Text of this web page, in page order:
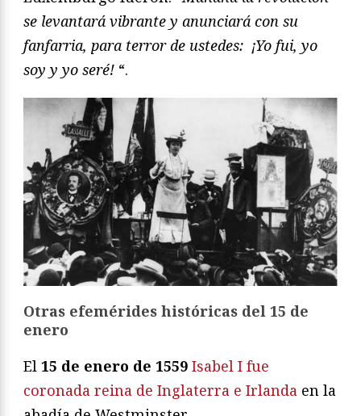
se levantará vibrante y anunciará con su
fanfarria, para terror de ustedes: ¡Yo fui, yo
soy y yo seré! “.
Otras efemérides históricas del 15 de
enero
El 15 de enero de 1559 Isabel I fue
coronada reina de Inglaterra e Irlanda en la